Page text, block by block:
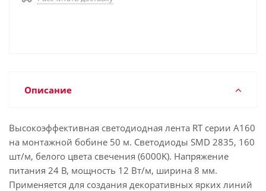
Описание
Высокоэффективная светодиодная лента RT серии A160
на монтажной бобине 50 м. Светодиоды SMD 2835, 160
шт/м, белого цвета свечения (6000K). Напряжение
питания 24 В, мощность 12 Вт/м, ширина 8 мм.
Применяется для создания декоративных ярких линий